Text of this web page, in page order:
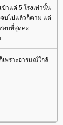
ข้าแค่ 5 โรงเท่านั้น
บไปแล้วก็ตาม แต่
อบที่สุดค่ะ
เพราะอารมณ์ใกล้